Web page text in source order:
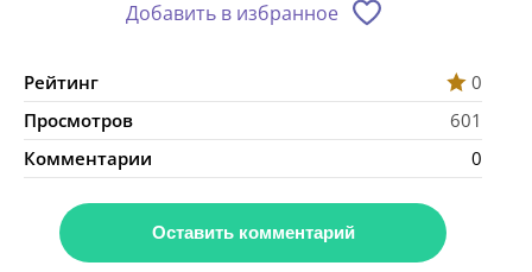
Добавить в избранное
Рейтинг
0
Просмотров
601
Комментарии
0
Оставить комментарий